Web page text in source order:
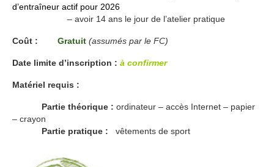
d’entraîneur actif pour 2026
– avoir 14 ans le jour de l’atelier pratique
Coût : Gratuit (assumés par le FC)
Date limite d’inscription : à confirmer
Matériel requis :
Partie théorique : ordinateur – accès Internet – papier
– crayon
Partie pratique : vêtements de sport